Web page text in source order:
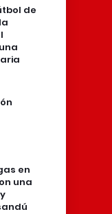
de
en
una